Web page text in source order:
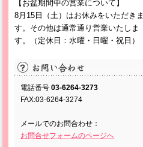
【お盆期間中の営業について】
8月15日（土）はお休みをいただきま
す。その他は通常通り営業いたしま
す。（定休日：水曜・日曜・祝日）
電話番号 03-6264-3273
FAX:03-6264-3274
メールでのお問合わせ：
お問合せフォームのページへ